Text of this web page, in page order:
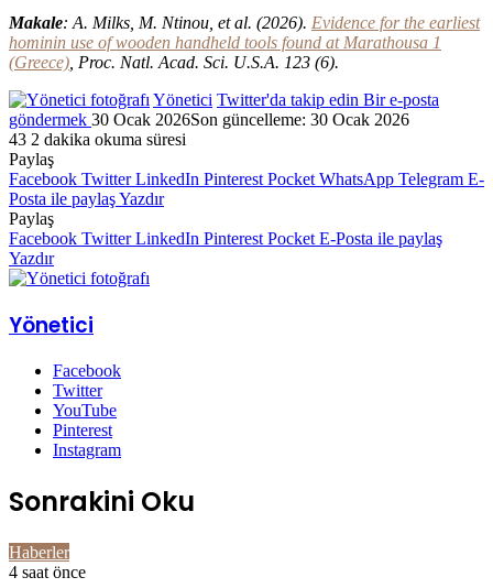
Makale: A. Milks, M. Ntinou, et al. (2026). Evidence for the earliest
hominin use of wooden handheld tools found at Marathousa 1
(Greece) , Proc. Natl. Acad. Sci. U.S.A. 123 (6).
Yönetici Twitter'da takip edin Bir e-posta
göndermek 30 Ocak 2026Son güncelleme: 30 Ocak 2026
43 2 dakika okuma süresi
Paylaş
Facebook Twitter LinkedIn Pinterest Pocket WhatsApp Telegram E-
Posta ile paylaşYazdır
Paylaş
Facebook Twitter LinkedIn Pinterest Pocket E-Posta ile paylaş
Yazdır
Yönetici
Facebook
Twitter
YouTube
Pinterest
Instagram
Sonrakini Oku
Haberler
4 saat önce